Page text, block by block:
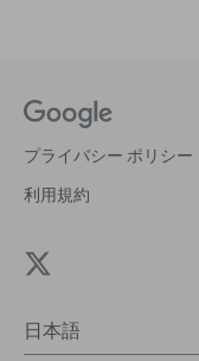
プライバシー ポリシー
利用規約
日本語